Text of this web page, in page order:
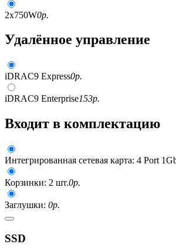
2x750W0р.
Удалённое управление
iDRAC9 Express0р.
iDRAC9 Enterprise153р.
Входит в комплектацию
Интегрированная сетевая карта: 4 Port
Корзинки: 2 шт.0р.
Заглушки: 0р.
SSD